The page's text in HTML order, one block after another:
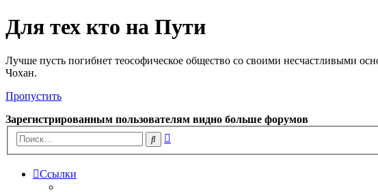
Для тех кто на Пути
Лучше пусть погибнет теософическое общество со своими несчастливыми
Чохан.
Пропустить
Зарегистрированным пользователям видно больше форумов
Поиск
Ссылки